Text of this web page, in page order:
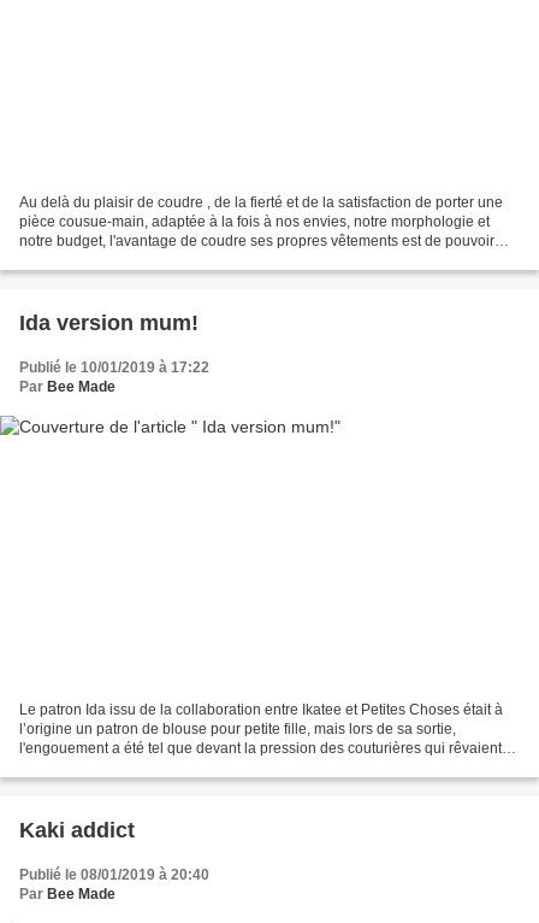
Au delà du plaisir de coudre , de la fierté et de la satisfaction de porter une
pièce cousue-main, adaptée à la fois à nos envies, notre morphologie et
notre budget, l'avantage de coudre ses propres vêtements est de pouvoir
Ida version mum!
Publié le 10/01/2019 à 17:22
Par Bee Made
Le patron Ida issu de la collaboration entre Ikatee et Petites Choses était à
l’origine un patron de blouse pour petite fille, mais lors de sa sortie,
l'engouement a été tel que devant la pression des couturières qui rêvaient
Kaki addict
Publié le 08/01/2019 à 20:40
Par Bee Made